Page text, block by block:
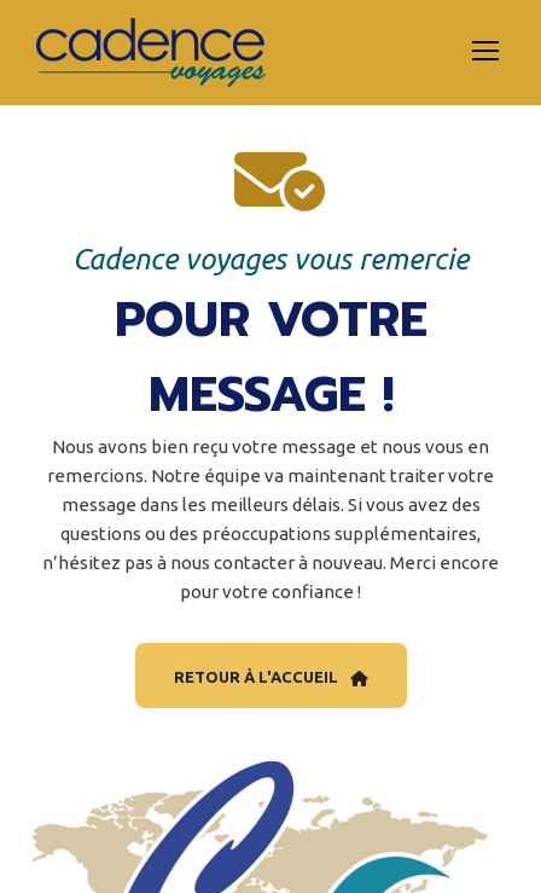
Cadence voyages vous remercie
POUR VOTRE
MESSAGE !
Nous avons bien reçu votre message et nous vous en
remercions. Notre équipe va maintenant traiter votre
message dans les meilleurs délais. Si vous avez des
questions ou des préoccupations supplémentaires,
n’hésitez pas à nous contacter à nouveau. Merci encore
pour votre confiance !
RETOUR À L'ACCUEIL